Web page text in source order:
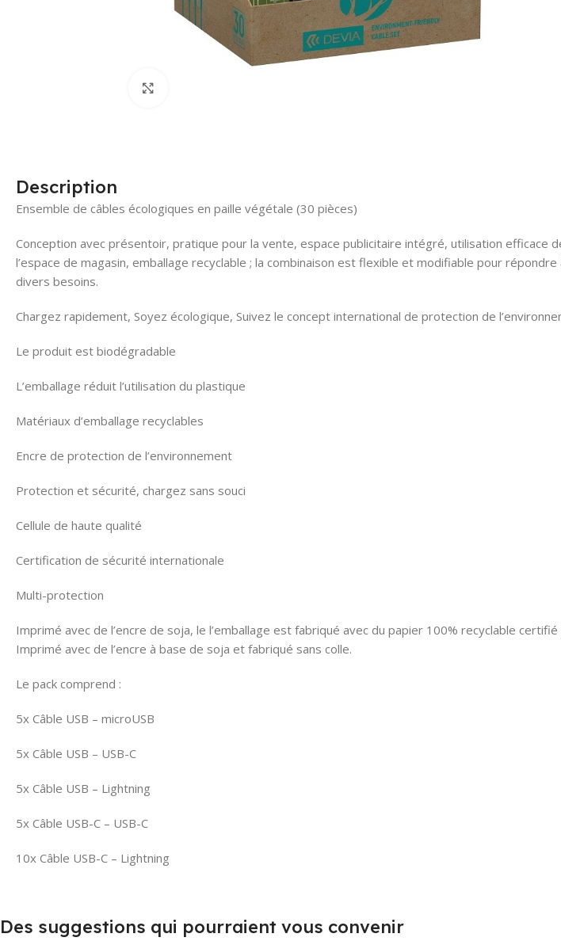
Description
Ensemble de câbles écologiques en paille végétale (30 pièces)
Conception avec présentoir, pratique pour la vente, espace publicitaire intégré, utilisation efficace
l’espace de magasin, emballage recyclable ; la combinaison est flexible et modifiable pour répondre
divers besoins.
Chargez rapidement, Soyez écologique, Suivez le concept international de protection de
Le produit est biodégradable
L’emballage réduit l’utilisation du plastique
Matériaux d’emballage recyclables
Encre de protection de l’environnement
Protection et sécurité, chargez sans souci
Cellule de haute qualité
Certification de sécurité internationale
Multi-protection
Imprimé avec de l’encre de soja, le l’emballage est fabriqué avec du papier 100% recyclable certifié
Imprimé avec de l’encre à base de soja et fabriqué sans colle.
Le pack comprend :
5x Câble USB – microUSB
5x Câble USB – USB-C
5x Câble USB – Lightning
5x Câble USB-C – USB-C
10x Câble USB-C – Lightning
Des suggestions qui pourraient vous convenir